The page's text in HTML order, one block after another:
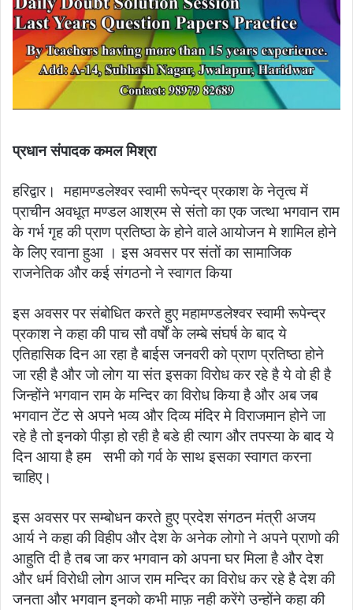
प्रधान संपादक कमल मिश्रा
हरिद्वार। महामण्डलेश्वर स्वामी रूपेन्द्र प्रकाश के नेतृत्व में
प्राचीन अवधूत मण्डल आश्रम से संतो का एक जत्था भगवान राम
के गर्भ गृह की प्राण प्रतिष्ठा के होने वाले आयोजन मे शामिल होने
के लिए रवाना हुआ । इस अवसर पर संतों का सामाजिक
राजनेतिक और कई संगठनो ने स्वागत किया
इस अवसर पर संबोधित करते हुए महामण्डलेश्वर स्वामी रूपेन्द्र
प्रकाश ने कहा की पाच सौ वर्षों के लम्बे संघर्ष के बाद ये
एतिहासिक दिन आ रहा है बाईस जनवरी को प्राण प्रतिष्ठा होने
जा रही है और जो लोग या संत इसका विरोध कर रहे है ये वो ही है
जिन्होंने भगवान राम के मन्दिर का विरोध किया है और अब जब
भगवान टेंट से अपने भव्य और दिव्य मंदिर मे विराजमान होने जा
रहे है तो इनको पीड़ा हो रही है बडे ही त्याग और तपस्या के बाद ये
दिन आया है हम सभी को गर्व के साथ इसका स्वागत करना
चाहिए।
इस अवसर पर सम्बोधन करते हुए प्रदेश संगठन मंत्री अजय
आर्य ने कहा की विहीप और देश के अनेक लोगो ने अपने प्राणो की
आहुति दी है तब जा कर भगवान को अपना घर मिला है और देश
और धर्म विरोधी लोग आज राम मन्दिर का विरोध कर रहे है देश की
जनता और भगवान इनको कभी माफ़ नही करेंगे उन्होंने कहा की